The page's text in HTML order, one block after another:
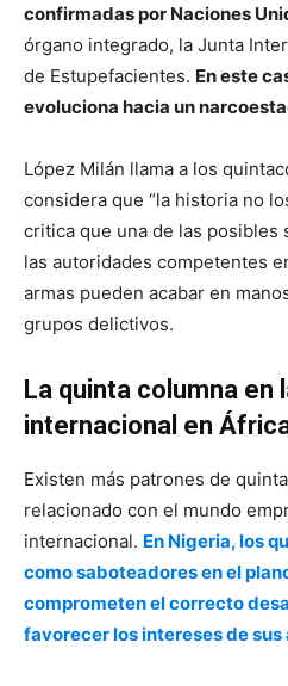
confirmadas por Naciones
órgano integrado, la Junta
de Estupefacientes. En este
evoluciona hacia un
López Milán llama a los
considera que “la historia no
critica que una de las posibles
las autoridades competentes
armas pueden acabar en
grupos delictivos.
La quinta columna en
internacional en
Existen más patrones de
relacionado con el mundo
internacional. En Nigeria, los
como saboteadores en el
comprometen el correcto
favorecer los intereses de